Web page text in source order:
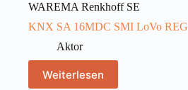
WAREMA Renkhoff SE
KNX SA 16MDC SMI LoVo REG
Aktor
Weiterlesen